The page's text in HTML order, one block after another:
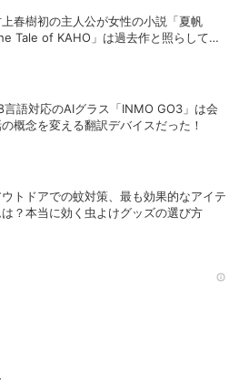
春樹初の主人公が女性の小説「夏帆
Tale of KAHO」は過去作と照らして読
言語対応のAIグラス「INMO GO3」は会
概念を変える翻訳デバイスだった！
ウトドアでの蚊対策、最も効果的なアイテ
は？本当に効く虫よけグッズの選び方